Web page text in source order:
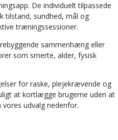
De individuelt tilpassede
tilstand, sundhed, mål og
træningssessioner.
sammenhæng eller
som smerte, alder, fysisk
for raske, plejekrævende og
at kortlægge brugerne uden at
udvalg nedenfor.